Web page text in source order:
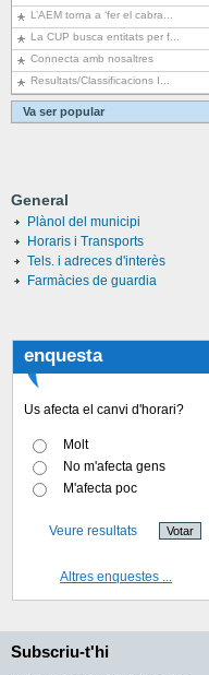
L’AEM torna a ‘fer el cabra...
La CUP busca entitats per f...
Connecta amb nosaltres
Resultats/Classificacions I...
Va ser popular
General
Plànol del municipi
Horaris i Transports
Tels. i adreces d'interès
Farmàcies de guardia
enquesta
Us afecta el canvi d'horari?
Molt
No m'afecta gens
M'afecta poc
Veure resultats
Altres enquestes ...
Subscriu-t'hi